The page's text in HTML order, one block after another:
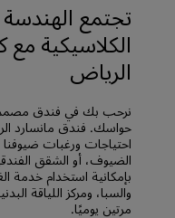
تجتمع الهندسة
الكلاسيكية مع
الرياض
نرحب بك في فندق مصمم
حواسك. فندق مانسارد
احتياجات ورغبات
الضيوف، أو الشقق
بإمكانية استخدام خدمة
والسبا، ومركز اللياقة
مرتين يوميًا.